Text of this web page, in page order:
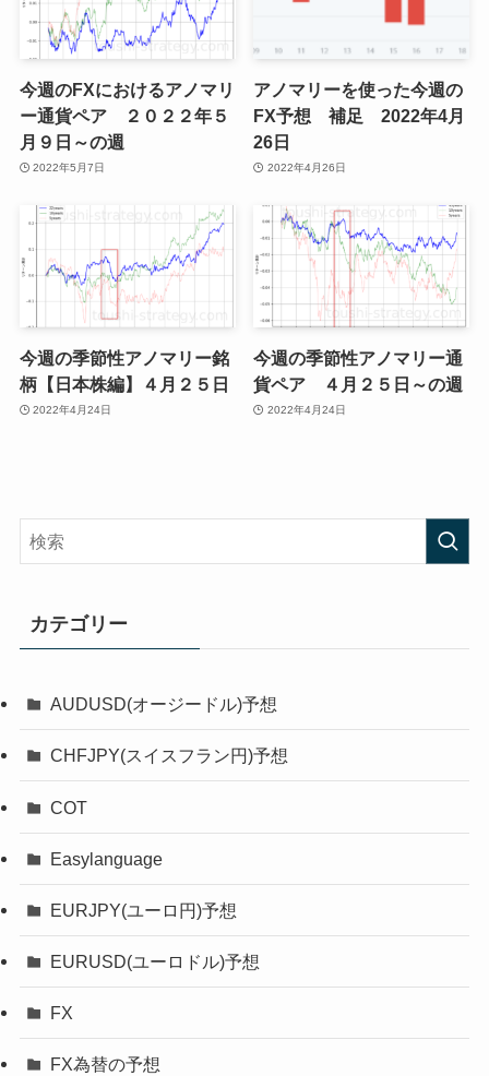
今週のFXにおけるアノマリ
ー通貨ペア ２０２２年５
月９日～の週
2022年5月7日
アノマリーを使った今週の
FX予想 補足 2022年4月
26日
2022年4月26日
今週の季節性アノマリー銘
柄【日本株編】４月２５日
2022年4月24日
今週の季節性アノマリー通
貨ペア ４月２５日～の週
2022年4月24日
カテゴリー
AUDUSD(オージードル)予想
CHFJPY(スイスフラン円)予想
COT
Easylanguage
EURJPY(ユーロ円)予想
EURUSD(ユーロドル)予想
FX
FX為替の予想